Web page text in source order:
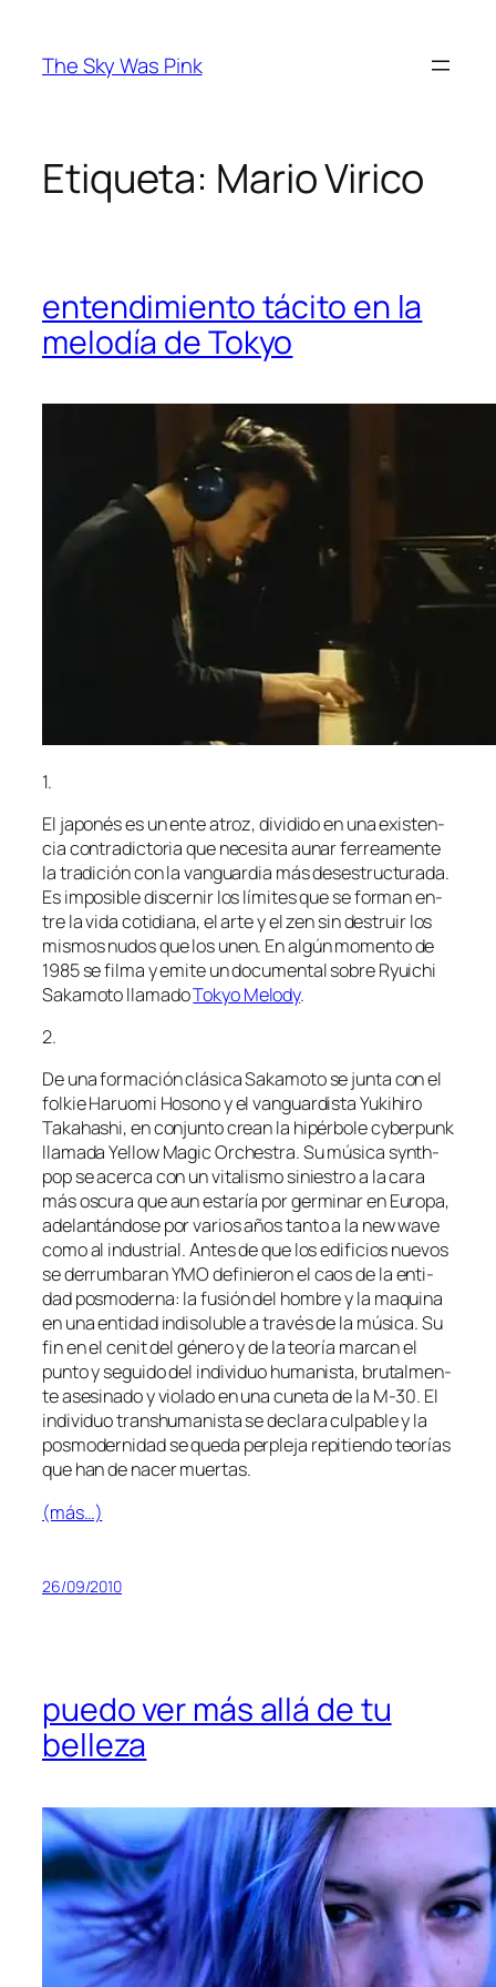
contenido
The Sky Was Pink
Etiqueta: Mario Virico
entendimiento tácito en la
melodía de Tokyo
1.
El ja­po­nés es un en­te atroz, di­vi­di­do en una exis­ten­
cia con­tra­dic­to­ria que ne­ce­si­ta au­nar fe­rrea­men­te
la tra­di­ción con la van­guar­dia más des­es­truc­tu­ra­da.
Es im­po­si­ble dis­cer­nir los lí­mi­tes que se for­man en­
tre la vi­da co­ti­dia­na, el ar­te y el zen sin des­truir los
mis­mos nu­dos que los unen. En al­gún mo­men­to de
1985 se fil­ma y emi­te un do­cu­men­tal so­bre Ryuichi
Sakamoto lla­ma­doTokyo Melody.
2.
De una for­ma­ción clá­si­ca Sakamoto se jun­ta con el
fol­kie Haruomi Hosono y el van­guar­dis­ta Yukihiro
Takahashi, en con­jun­to crean la hi­pér­bo­le cy­ber­punk
lla­ma­da Yellow Magic Orchestra. Su mú­si­ca synth­
pop se acer­ca con un vi­ta­lis­mo si­nies­tro a la ca­ra
más os­cu­ra que aun es­ta­ría por ger­mi­nar en Europa,
ade­lan­tán­do­se por va­rios años tan­to a la new wa­ve
co­mo al in­dus­trial. Antes de que los edi­fi­cios nue­vos
se de­rrum­ba­ran YMO de­fi­nie­ron el caos de la en­ti­
dad pos­mo­der­na: la fu­sión del hom­bre y la ma­qui­na
en una en­ti­dad in­di­so­lu­ble a tra­vés de la mú­si­ca. Su
fin en el ce­nit del gé­ne­ro y de la teo­ría mar­can el
pun­to y se­gui­do del in­di­vi­duo hu­ma­nis­ta, bru­tal­men­
te ase­si­na­do y vio­la­do en una cu­ne­ta de la M‑30. El
in­di­vi­duo trans­hu­ma­nis­ta se de­cla­ra cul­pa­ble y la
pos­mo­der­ni­dad se que­da per­ple­ja re­pi­tien­do teo­rías
que han de na­cer muertas.
(más…)
26/09/2010
puedo ver más allá de tu
belleza